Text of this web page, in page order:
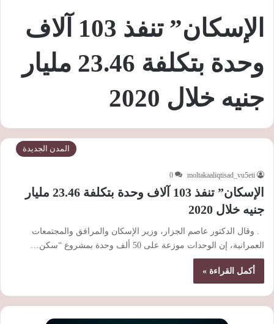
الإسكان” تنفذ 103 آلاف
وحدة بتكلفة 23.46 مليار
جنيه خلال 2020
المدن الجديدة
moltakaaliqtisad_vu5eti
0
الإسكان” تنفذ 103 آلاف وحدة بتكلفة 23.46 مليار
جنيه خلال 2020
. وقال الدكتور عاصم الجزار، وزير الإسكان والمرافق والمجتمعات
العمرانية، إن الوحدات موزعة على 50 ألف وحدة بمشروع “سكن…
أكمل القراءة »